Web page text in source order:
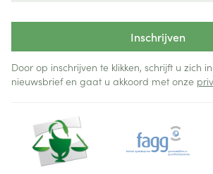
Inschrijven
Door op inschrijven te klikken, schrijft u zich
nieuwsbrief en gaat u akkoord met onze